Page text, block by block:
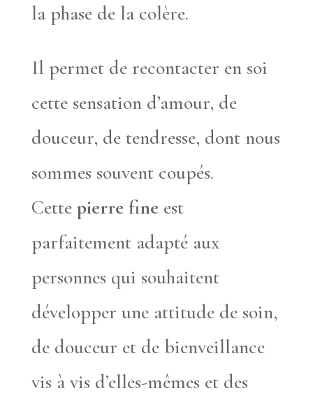
la phase de la colère.
Il permet de recontacter en soi
cette sensation d’amour, de
douceur, de tendresse, dont nous
sommes souvent coupés.
Cette pierre fine est
parfaitement adapté aux
personnes qui souhaitent
développer une attitude de soin,
de douceur et de bienveillance
vis à vis d’elles-mêmes et des